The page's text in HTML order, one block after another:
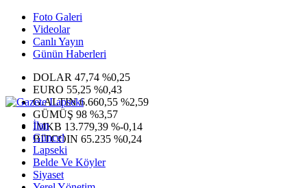
Foto Galeri
Videolar
Canlı Yayın
Günün Haberleri
DOLAR 47,74 %0,25
EURO 55,25 %0,43
G.ALTIN6.660,55 %2,59
GÜMÜŞ 98 %3,57
IMKB 13.779,39 %-0,14
BITCOIN 65.235 %0,24
İlan
Güncel
Lapseki
Belde Ve Köyler
Siyaset